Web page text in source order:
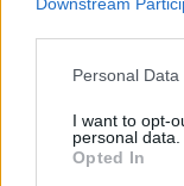
Personal
I want to opt-
personal data.
Opted In
Commenti